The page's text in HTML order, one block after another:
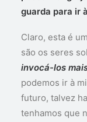
guarda para ir
Claro, esta é
são os seres
invocá-los
podemos ir à
futuro, talvez
tenhamos que